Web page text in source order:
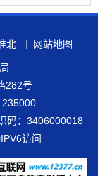
北 网站地图
282号
235000
码：3406000018
访问